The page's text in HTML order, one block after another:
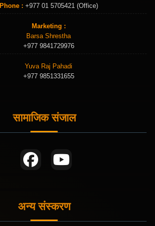
Phone : +977 01 5705421 (Office)
Marketing :
Barsa Shrestha
+977 9841729976
Yuva Raj Pahadi
+977 9851331655
सामाजिक संजाल
अन्य संस्करण